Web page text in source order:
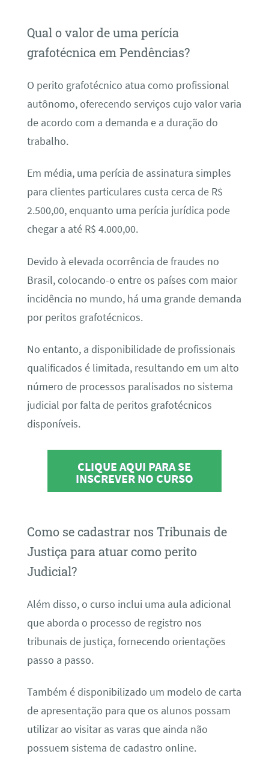
Qual o valor de uma perícia
grafotécnica em Pendências?
O perito grafotécnico atua como profissional
autônomo, oferecendo serviços cujo valor varia
de acordo com a demanda e a duração do
trabalho.
Em média, uma perícia de assinatura simples
para clientes particulares custa cerca de R$
2.500,00, enquanto uma perícia jurídica pode
chegar a até R$ 4.000,00.
Devido à elevada ocorrência de fraudes no
Brasil, colocando-o entre os países com maior
incidência no mundo, há uma grande demanda
por peritos grafotécnicos.
No entanto, a disponibilidade de profissionais
qualificados é limitada, resultando em um alto
número de processos paralisados no sistema
judicial por falta de peritos grafotécnicos
disponíveis.
CLIQUE AQUI PARA SE
INSCREVER NO CURSO
Como se cadastrar nos Tribunais de
Justiça para atuar como perito
Judicial?
Além disso, o curso inclui uma aula adicional
que aborda o processo de registro nos
tribunais de justiça, fornecendo orientações
passo a passo.
Também é disponibilizado um modelo de carta
de apresentação para que os alunos possam
utilizar ao visitar as varas que ainda não
possuem sistema de cadastro online.